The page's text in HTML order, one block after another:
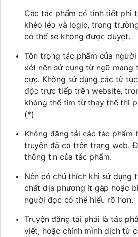
Các tác phẩm có tình tiết phi
khéo léo và logic, trong
có thể sẽ không được duyệt.
Tôn trọng tác phẩm của
xét nên sử dụng từ ngữ mang
cực. Không sử dụng các từ
độc trực tiếp trên website,
không thể tìm từ thay thế thì
(*).
Không đăng tải các tác phẩm
truyện đã có trên trang web.
thông tin của tác phẩm.
Nên có chú thích khi sử dụng
chất địa phương ít gặp hoặc
người đọc có thể hiểu rõ hơn.
Truyện đăng tải phải là tác
viết, hoặc chính mình dịch từ